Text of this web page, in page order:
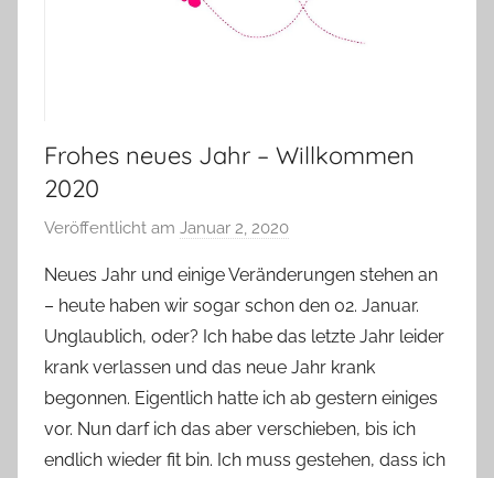
Frohes neues Jahr – Willkommen
2020
Veröffentlicht am Januar 2, 2020
n
Y
v
o
n
n
e
Neues Jahr und einige Veränderungen stehen an
– heute haben wir sogar schon den 02. Januar.
Unglaublich, oder? Ich habe das letzte Jahr leider
krank verlassen und das neue Jahr krank
begonnen. Eigentlich hatte ich ab gestern einiges
vor. Nun darf ich das aber verschieben, bis ich
endlich wieder fit bin. Ich muss gestehen, dass ich